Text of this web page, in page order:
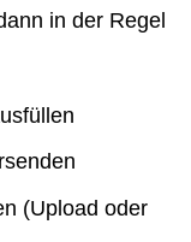
in der Regel
(Upload oder